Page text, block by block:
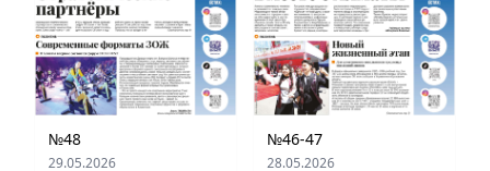
№48
29.05.2026
№46-47
28.05.2026